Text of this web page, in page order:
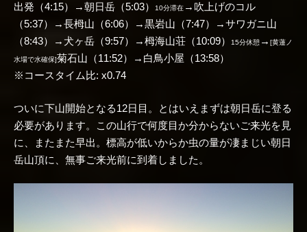
出発（4:15）→朝日岳（5:03）
10分滞在 →吹上げのコル
（5:37）→長栂山（6:06）→黒岩山（7:47）→サワガニ山
（8:43）→犬ヶ岳（9:57）→栂海山荘（10:09）
15分休憩 → [黄蓮ノ
水場で水確保]菊石山（11:52）→白鳥小屋（13:58）
※コースタイム比: x0.74
ついに下山開始となる12日目。とはいえまずは朝日岳に登る
必要があります。この山行で何度目か分からないご来光を見
に、またまた早出。標高が低いからか虫の量が凄まじい朝日
岳山頂に、無事ご来光前に到着しました。